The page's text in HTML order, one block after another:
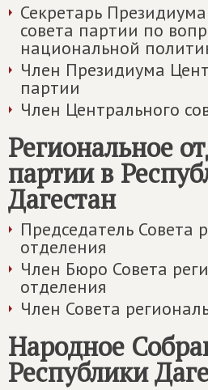
Секретарь
совета партии по
национальной
Член Президиума
партии
Член Центрального
Региональное
партии в
Дагестан
Председатель Совета
отделения
Член Бюро Совета
отделения
Член Совета
Народное
Республики